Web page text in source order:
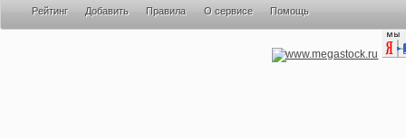
Рейтинг Добавить Правила О сервисе Помощь